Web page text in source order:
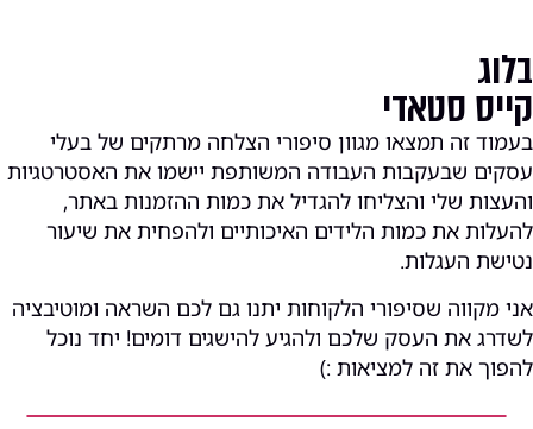
בלוג
קייס סטאדי
בעמוד זה תמצאו מגוון סיפורי הצלחה מרתקים של בעלי
עסקים שבעקבות העבודה המשותפת יישמו את האסטרטגיות
והעצות שלי והצליחו להגדיל את כמות ההזמנות באתר,
להעלות את כמות הלידים האיכותיים ולהפחית את שיעור
נטישת העגלות.
אני מקווה שסיפורי הלקוחות יתנו גם לכם השראה ומוטיבציה
לשדרג את העסק שלכם ולהגיע להישגים דומים! יחד נוכל
להפוך את זה למציאות :)